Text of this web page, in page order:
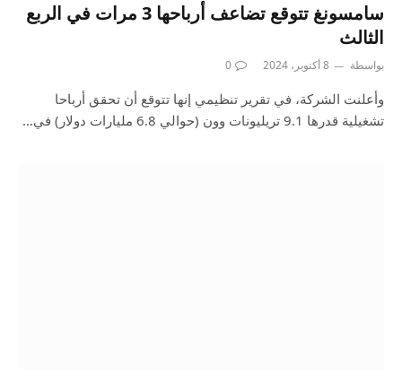
سامسونغ تتوقع تضاعف أرباحها 3 مرات في الربع
الثالث
بواسطة 8 أكتوبر، 2024 0
وأعلنت الشركة، في تقرير تنظيمي إنها تتوقع أن تحقق أرباحا
تشغيلية قدرها 9.1 تريليونات وون (حوالي 6.8 مليارات دولار) في…